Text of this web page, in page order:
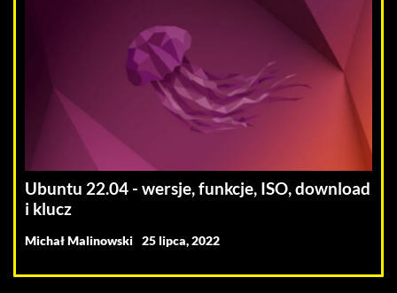
Ubuntu 22.04 - wersje, funkcje, ISO, download
i klucz
Michał Malinowski 25 lipca, 2022